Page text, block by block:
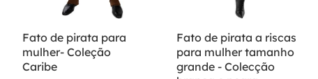
Fato de pirata para
mulher- Coleção
Caribe
Fato de pirata a riscas
para mulher tamanho
grande - Colecção